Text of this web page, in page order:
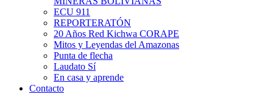
ECU 911
REPORTERATÓN
20 Años Red Kichwa CORAPE
Mitos y Leyendas del Amazonas
Punta de flecha
Laudato Sí
En casa y aprende
Contacto